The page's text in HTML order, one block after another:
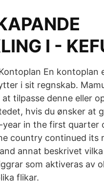
I -
En kontoplan
i sit regnskab.
tilpasse denne eller
hvis du ønsker at
in the first quarter
country continued its
annat beskrivet
som aktiveras av
flikar.